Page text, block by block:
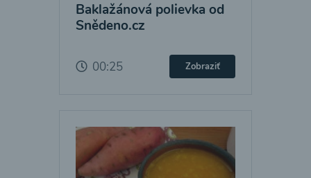
Baklažánová polievka od
Snědeno.cz
00:25 Zobraziť